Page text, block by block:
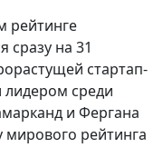
рейтинге
сразу на 31
стартап-
лидером среди
и Фергана
рейтинга